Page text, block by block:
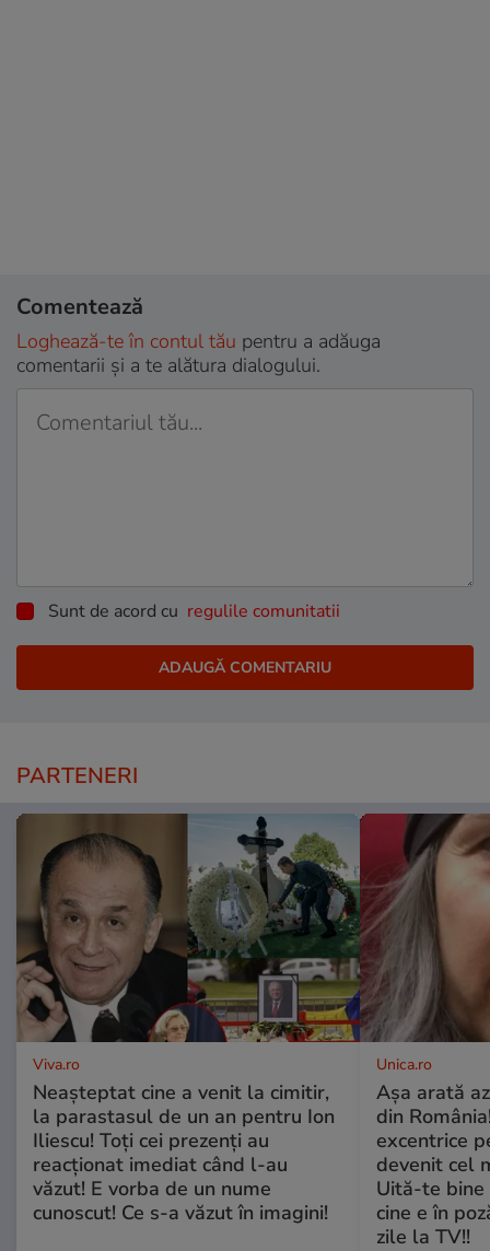
Comentează
Loghează-te în contul tău pentru a adăuga
comentarii și a te alătura dialogului.
Sunt de acord cu regulile comunitatii
PARTENERI
Viva.ro
Neașteptat cine a venit la cimitir,
la parastasul de un an pentru Ion
Iliescu! Toți cei prezenți au
reacționat imediat când l-au
văzut! E vorba de un nume
cunoscut! Ce s-a văzut în imagini!
Unica.ro
Așa arată
din
excentrice
devenit cel
Uită-te bine
cine e în
zile la TV!!